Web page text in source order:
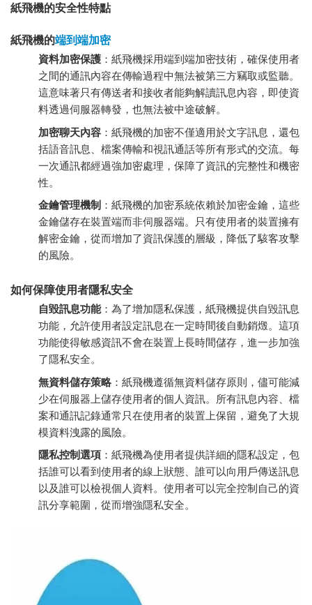
紙飛機的安全性特點
紙飛機的端到端加密
資料加密保護 ：紙飛機採用端到端加密技術，確保使用者
之間的通訊內容在傳輸過程中無法被第三方竊取或監聽。
這意味著只有傳送者和接收者能夠解讀訊息內容，即使資
料透過伺服器轉發，也無法被中途破解。
加密聊天內容 ：紙飛機的加密不僅適用於文字訊息，還包
括語音訊息、檔案傳輸和視訊通話等所有形式的交流。每
一次通訊都經過強加密處理，保障了資訊的完整性和機密
性。
金鑰管理機制 ：紙飛機的加密系統依賴於加密金鑰，這些
金鑰儲存在裝置端而非伺服器端。只有使用者的裝置擁有
解密金鑰，從而增加了資訊保護的層級，降低了駭客攻擊
的風險。
如何保障使用者隱私安全
自毀訊息功能：為了增加隱私保護，紙飛機提供自毀訊息
功能，允許使用者設定訊息在一定時間後自動銷燬。這項
功能使得敏感資訊不會在裝置上長時間儲存，進一步加強
了隱私安全。
無資料儲存策略 ：紙飛機遵循無資料儲存原則，儘可能減
少在伺服器上儲存使用者的個人資訊。所有訊息內容、檔
案和通訊記錄通常只在使用者的裝置上保留，避免了大規
模資料洩露的風險。
隱私控制選項 ：紙飛機為使用者提供詳細的隱私設定，包
括誰可以看到使用者的線上狀態、誰可以向用戶傳送訊息
以及誰可以檢視個人資料。使用者可以完全控制自己的資
訊分享範圍，從而增強隱私安全。